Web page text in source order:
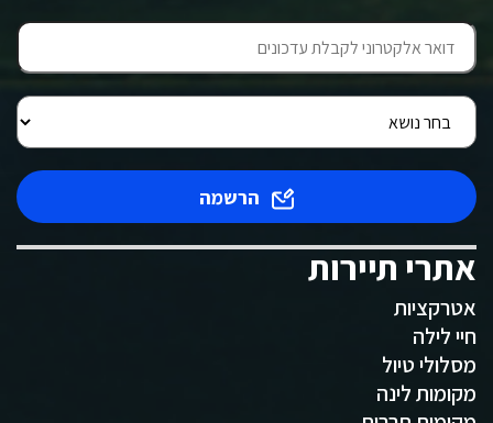
הרשמה
אתרי תיירות
אטרקציות
חיי לילה
מסלולי טיול
מקומות לינה